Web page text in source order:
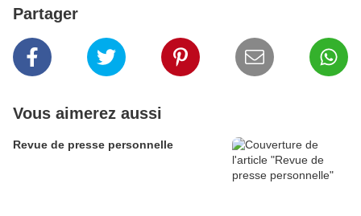
Partager
Vous aimerez aussi
Revue de presse personnelle